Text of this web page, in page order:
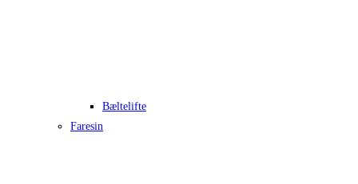
Bæltelifte
Faresin